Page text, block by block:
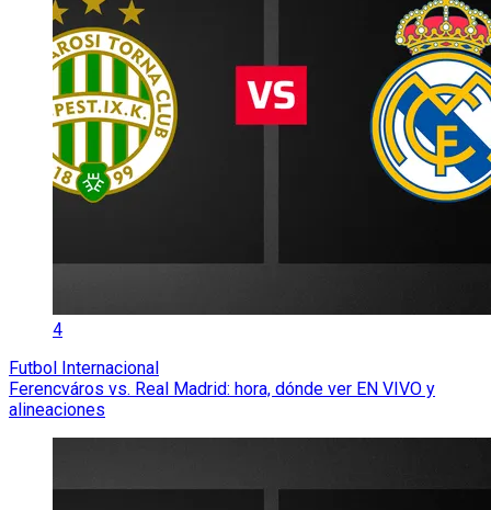
4
Futbol Internacional
Ferencváros vs. Real Madrid: hora, dónde ver EN VIVO y
alineaciones